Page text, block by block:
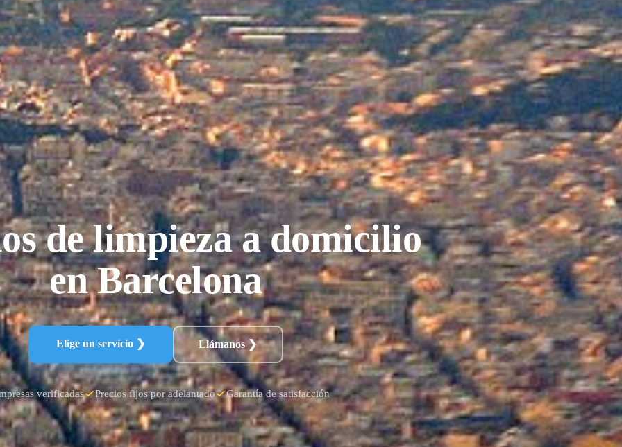
de limpieza a domicilio
en Barcelona
Elige un servicio ❯ Llámanos ❯
verificadas Precios fijos por adelantado Garantía de satisfacción